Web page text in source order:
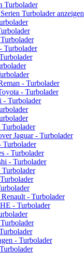
Turbolader
Turbolader anzeigen
Turbolader
- Turbolader
- Turbolader
- Turbolader
Jaguar - Turbolader
Turbolader
- Turbolader
- Turbolader
Turbolader
Renault - Turbolader
- Turbolader
- Turbolader